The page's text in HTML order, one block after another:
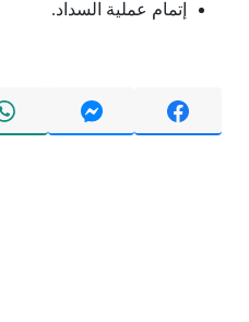
إتمام عملية السداد.